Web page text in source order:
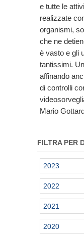
e tutte le
realizzate
organismi,
che ne
è vasto e gli
tantissimi.
affinando
di controlli
Mario
FILTRA PER
2023
2022
2021
2020